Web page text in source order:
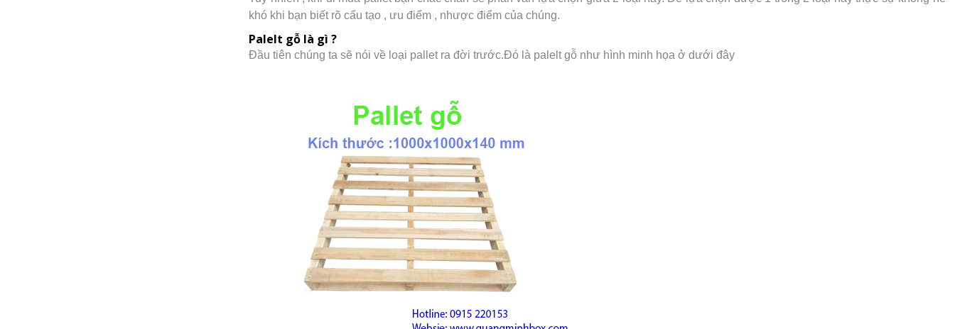
khó khi bạn biết rõ cấu tạo , ưu điểm , nhược điểm của chúng.
Palelt gỗ là gì ?
Đầu tiên chúng ta sẽ nói về loại pallet ra đời trước.Đó là palelt gỗ như hình minh họa ở dưới đây